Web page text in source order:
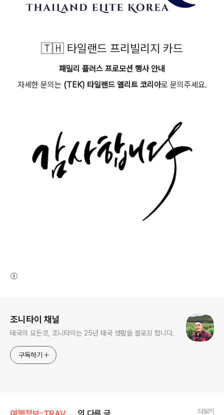
🇹🇭 타일랜드 프리빌리지 카드
패밀리 플러스 프로모션 행사 안내
자세한 문의는 (TEK) 타일랜드 엘리트 코리아로 문의주세요.
조니타이 채널
태국의 모든것, 조니타이는 25년 태국 생활을 블로깅 합니다.
구독하기
더보기